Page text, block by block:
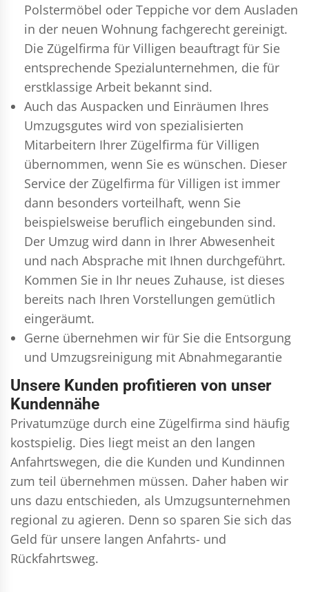
Polstermöbel oder Teppiche vor dem Ausladen
in der neuen Wohnung fachgerecht gereinigt.
Die Zügelfirma für Villigen beauftragt für Sie
entsprechende Spezialunternehmen, die für
erstklassige Arbeit bekannt sind.
Auch das Auspacken und Einräumen Ihres
Umzugsgutes wird von spezialisierten
Mitarbeitern Ihrer Zügelfirma für Villigen
übernommen, wenn Sie es wünschen. Dieser
Service der Zügelfirma für Villigen ist immer
dann besonders vorteilhaft, wenn Sie
beispielsweise beruflich eingebunden sind.
Der Umzug wird dann in Ihrer Abwesenheit
und nach Absprache mit Ihnen durchgeführt.
Kommen Sie in Ihr neues Zuhause, ist dieses
bereits nach Ihren Vorstellungen gemütlich
eingeräumt.
Gerne übernehmen wir für Sie die Entsorgung
und Umzugsreinigung mit Abnahmegarantie
Unsere Kunden profitieren von unser
Kundennähe
Privatumzüge durch eine Zügelfirma sind häufig
kostspielig. Dies liegt meist an den langen
Anfahrtswegen, die die Kunden und Kundinnen
zum teil übernehmen müssen. Daher haben wir
uns dazu entschieden, als Umzugsunternehmen
regional zu agieren. Denn so sparen Sie sich das
Geld für unsere langen Anfahrts- und
Rückfahrtsweg.